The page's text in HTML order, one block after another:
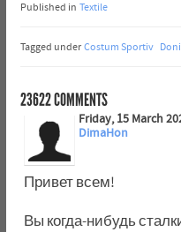
Published in Textile
Tagged under Costum Sportiv
23622COMMENTS
Friday, 15 March
DimaHon
Привет всем!
Вы когда-нибудь